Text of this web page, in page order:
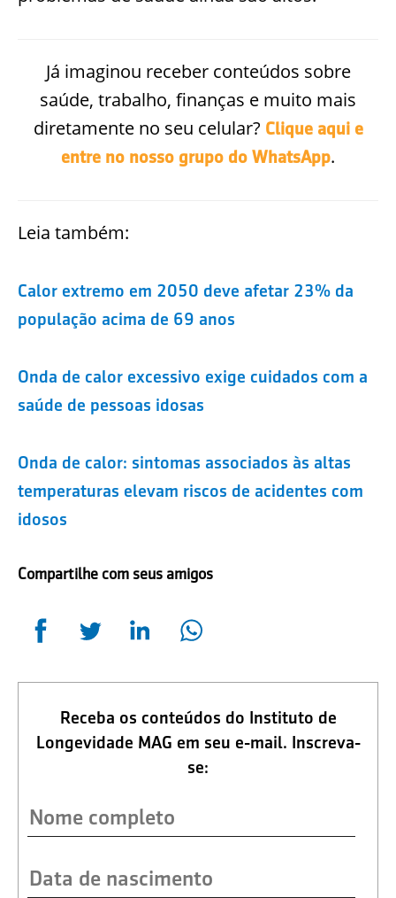
Já imaginou receber conteúdos sobre
saúde, trabalho, finanças e muito mais
diretamente no seu celular? Clique aqui e
entre no nosso grupo do WhatsApp.
Leia também:
Calor extremo em 2050 deve afetar 23% da
população acima de 69 anos
Onda de calor excessivo exige cuidados com a
saúde de pessoas idosas
Onda de calor: sintomas associados às altas
temperaturas elevam riscos de acidentes com
idosos
Compartilhe com seus amigos
Receba os conteúdos do Instituto de
Longevidade MAG em seu e-mail. Inscreva-
se: